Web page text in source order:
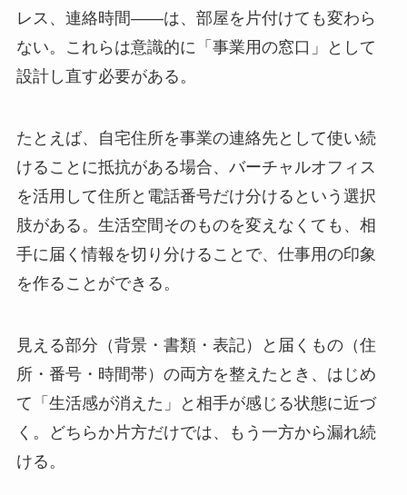
レス、連絡時間——は、部屋を片付けても変わら
ない。これらは意識的に「事業用の窓口」として
設計し直す必要がある。
たとえば、自宅住所を事業の連絡先として使い続
けることに抵抗がある場合、バーチャルオフィス
を活用して住所と電話番号だけ分けるという選択
肢がある。生活空間そのものを変えなくても、相
手に届く情報を切り分けることで、仕事用の印象
を作ることができる。
見える部分（背景・書類・表記）と届くもの（住
所・番号・時間帯）の両方を整えたとき、はじめ
て「生活感が消えた」と相手が感じる状態に近づ
く。どちらか片方だけでは、もう一方から漏れ続
ける。